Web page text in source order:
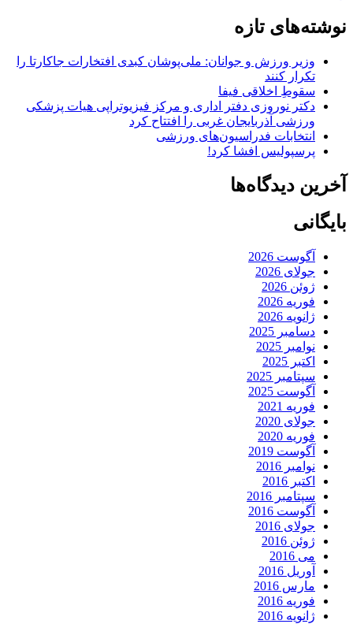
نوشته‌های تازه
وزیر ورزش و جوانان: ملی‌پوشان کبدی افتخارات جاکارتا را
تکرار کنند
سقوطِ اخلاقی فیفا
دکتر نوروزی دفتر اداری و مرکز فیزیوتراپی هیات پزشکی
ورزشی آذربایجان غربی را افتتاح کرد
انتخابات فدراسیون‌های ورزشی
پرسپولیس افشا کرد!
آخرین دیدگاه‌ها
بایگانی
آگوست 2026
جولای 2026
ژوئن 2026
فوریه 2026
ژانویه 2026
دسامبر 2025
نوامبر 2025
اکتبر 2025
سپتامبر 2025
آگوست 2025
فوریه 2021
جولای 2020
فوریه 2020
آگوست 2019
نوامبر 2016
اکتبر 2016
سپتامبر 2016
آگوست 2016
جولای 2016
ژوئن 2016
می 2016
آوریل 2016
مارس 2016
فوریه 2016
ژانویه 2016